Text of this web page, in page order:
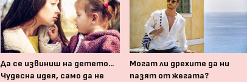
Да се извиниш на детето...
Чудесна идея, само да не
Могат ли дрехите да ни
пазят от жегата?